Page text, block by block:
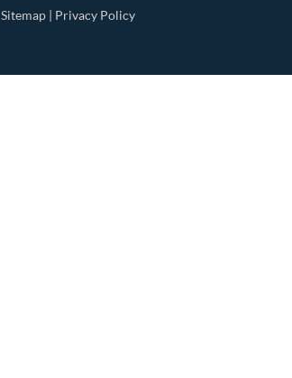
Sitemap | Privacy Policy